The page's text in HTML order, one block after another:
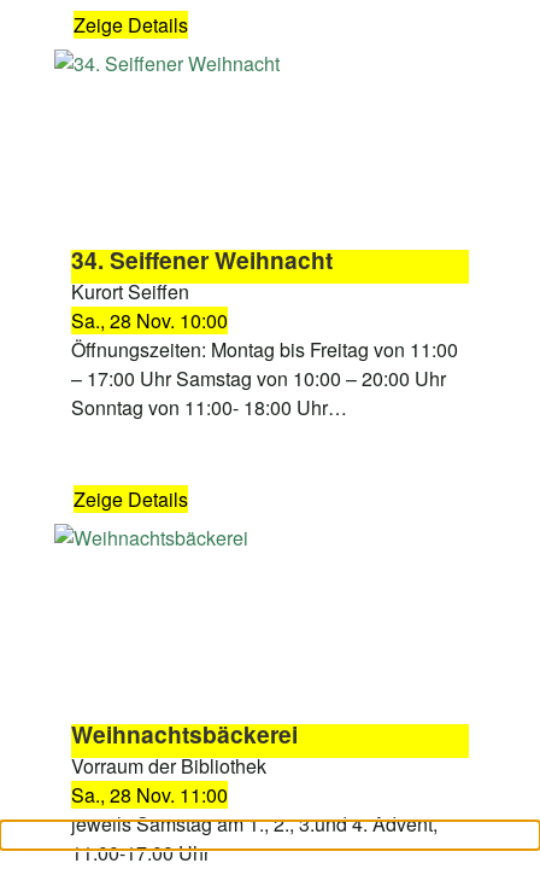
Zeige Details
34. Seiffener Weihnacht
Kurort Seiffen
Sa., 28 Nov. 10:00
Öffnungszeiten: Montag bis Freitag von 11:00
– 17:00 Uhr Samstag von 10:00 – 20:00 Uhr
Sonntag von 11:00- 18:00 Uhr…
Zeige Details
Weihnachtsbäckerei
Vorraum der Bibliothek
Sa., 28 Nov. 11:00
jeweils Samstag am 1., 2., 3.und 4. Advent,
11.00-17.00 Uhr